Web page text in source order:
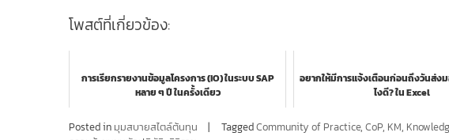
โพสต์ที่เกี่ยวข้อง:
การเรียกรายงานข้อมูลโครงการ (IO) ในระบบ SAP
หลาย ๆ ปี ในครั้งเดียว
อยากให้มีการแจ้งเตือนก่อนถึงวันส่งม
ไงดี? ใน Excel
Posted in มุมสบายสไตล์ต้นทุน TaggedCommunity of Practice, CoP, KM,